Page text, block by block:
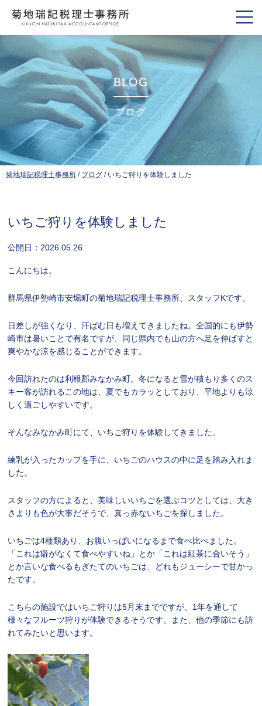
BLOG
ブログ
菊地瑞記税理士事務所 / ブログ / いちご狩りを体験しました
いちご狩りを体験しました
公開日： 2026.05.26
こんにちは。
群馬県伊勢崎市安堀町の菊地瑞記税理士事務所、スタッフKです。
日差しが強くなり、汗ばむ日も増えてきましたね。全国的にも伊勢
崎市は暑いことで有名ですが、同じ県内でも山の方へ足を伸ばすと
爽やかな涼を感じることができます。
今回訪れたのは利根郡みなかみ町。冬になると雪が積もり多くのス
キー客が訪れるこの地は、夏でもカラッとしており、平地よりも涼
しく過ごしやすいです。
そんなみなかみ町にて、いちご狩りを体験してきました。
練乳が入ったカップを手に、いちごのハウスの中に足を踏み入れま
した。
スタッフの方によると、美味しいいちごを選ぶコツとしては、大き
さよりも色が大事だそうで、真っ赤ないちごを探しました。
いちごは4種類あり、お腹いっぱいになるまで食べ比べました。
「これは癖がなくて食べやすいね」とか「これは紅茶に合いそう」
とか言いな食べるもぎたてのいちごは、どれもジューシーで甘かっ
たです。
こちらの施設ではいちご狩りは5月末までですが、1年を通して
様々なフルーツ狩りが体験できるそうです。また、他の季節にも訪
れてみたいと思います。